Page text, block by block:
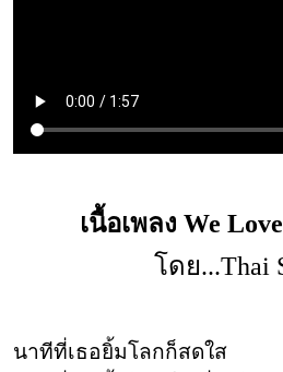
เนื้อเพลง We
โดย...Thai
นาทีที่เธอยิ้มโลกก็สดใส